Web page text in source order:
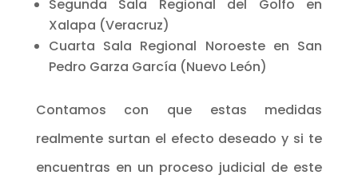
Segunda Sala Regional del Golfo en
Xalapa (Veracruz)
Cuarta Sala Regional Noroeste en San
Pedro Garza García (Nuevo León)
Contamos con que estas medidas
realmente surtan el efecto deseado y si te
encuentras en un proceso judicial de este